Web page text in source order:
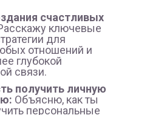
получить личную
Объясню, как ты
персональные
счастливых
ключевые
для
отношений и
глубокой
связи.